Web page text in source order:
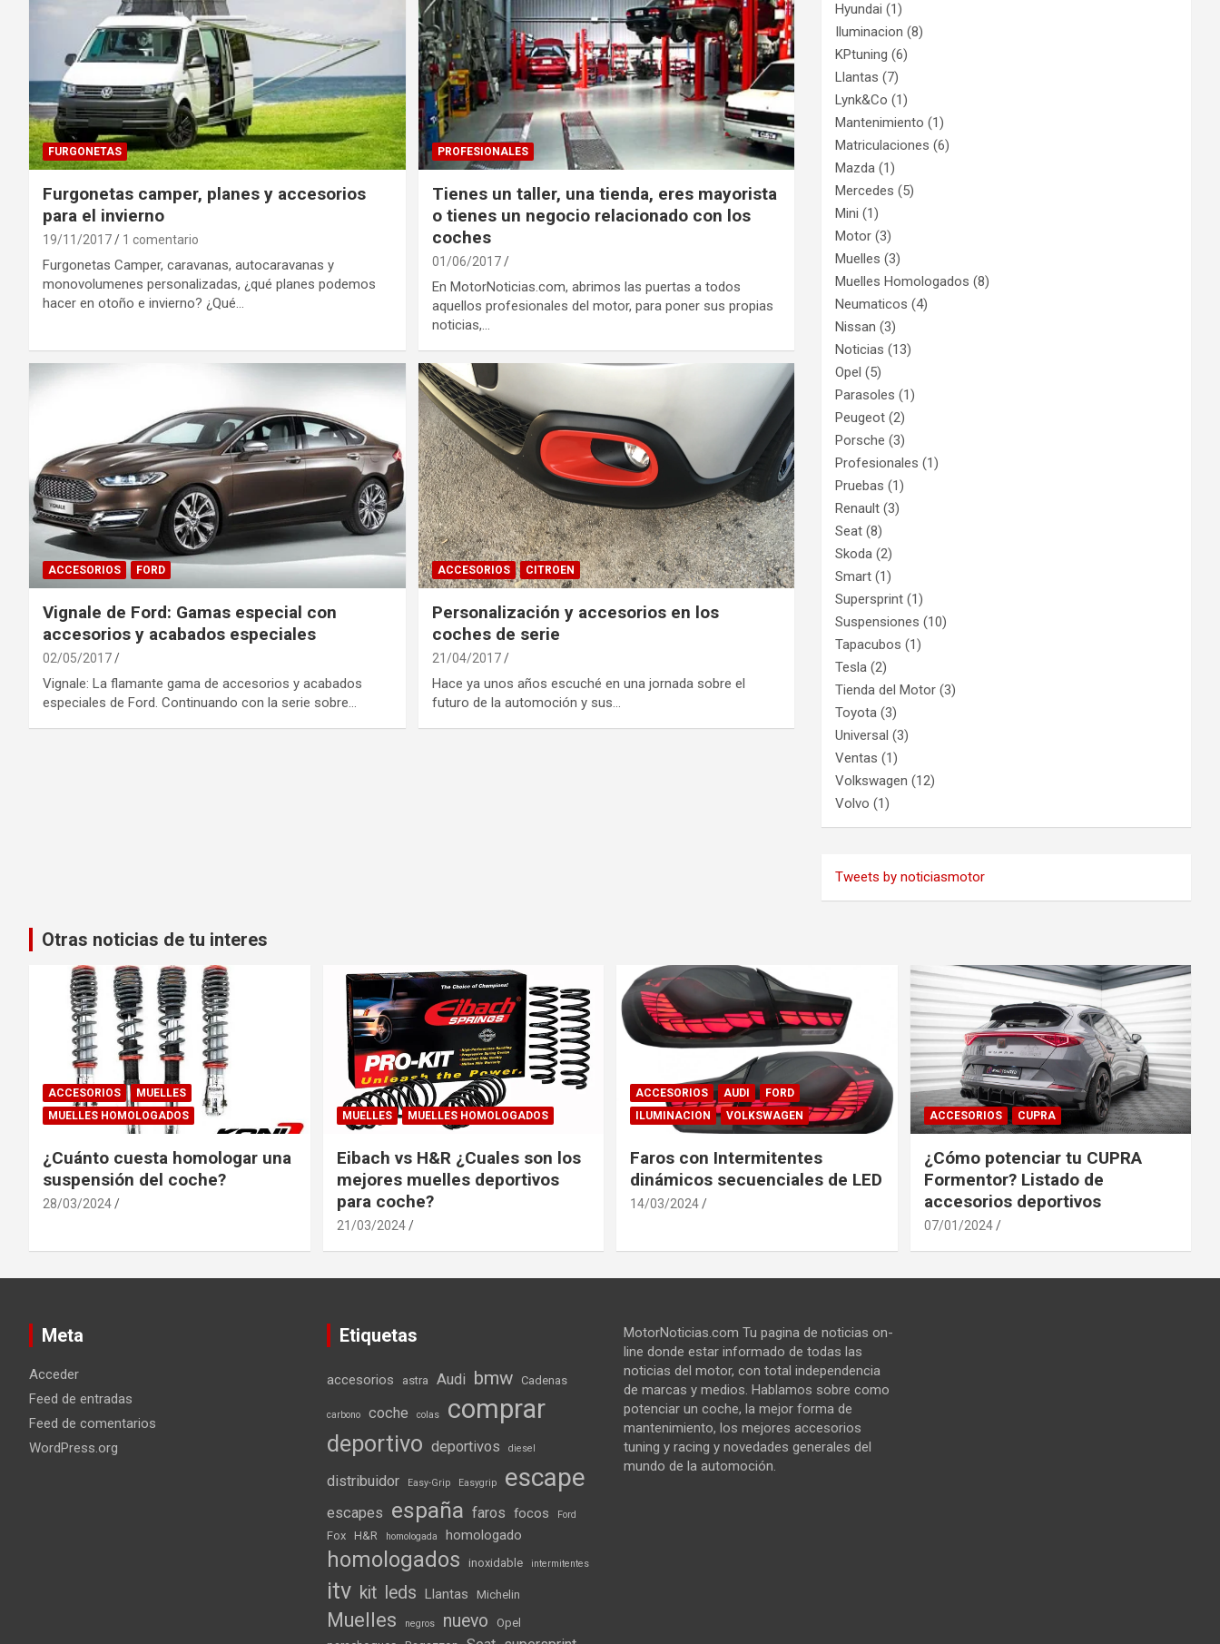
FURGONETAS
Furgonetas camper, planes y accesorios
para el invierno
19/11/2017 1 comentario
Furgonetas Camper, caravanas, autocaravanas y
monovolumenes personalizadas, ¿qué planes podemos
hacer en otoño e invierno? ¿Qué…
PROFESIONALES
Tienes un taller, una tienda, eres mayorista
o tienes un negocio relacionado con los
coches
01/06/2017
En MotorNoticias.com, abrimos las puertas a todos
aquellos profesionales del motor, para poner sus propias
noticias,…
ACCESORIOS FORD
Vignale de Ford: Gamas especial con
accesorios y acabados especiales
02/05/2017
Vignale: La flamante gama de accesorios y acabados
especiales de Ford. Continuando con la serie sobre…
ACCESORIOS CITROEN
Personalización y accesorios en los
coches de serie
21/04/2017
Hace ya unos años escuché en una jornada sobre el
futuro de la automoción y sus…
Hyundai (1)
Iluminacion (8)
KPtuning (6)
Llantas (7)
Lynk&Co (1)
Mantenimiento (1)
Matriculaciones (6)
Mazda (1)
Mercedes (5)
Mini (1)
Motor (3)
Muelles (3)
Muelles Homologados (8)
Neumaticos (4)
Nissan (3)
Noticias (13)
Opel (5)
Parasoles (1)
Peugeot (2)
Porsche (3)
Profesionales (1)
Pruebas (1)
Renault (3)
Seat (8)
Skoda (2)
Smart (1)
Supersprint (1)
Suspensiones (10)
Tapacubos (1)
Tesla (2)
Tienda del Motor (3)
Toyota (3)
Universal (3)
Ventas (1)
Volkswagen (12)
Volvo (1)
Tweets by noticiasmotor
Otras noticias de tu interes
ACCESORIOS
MUELLES
MUELLES HOMOLOGADOS
¿Cuánto cuesta homologar una
suspensión del coche?
28/03/2024
MUELLES MUELLES HOMOLOGADOS
Eibach vs H&R ¿Cuales son los
mejores muelles deportivos
para coche?
21/03/2024
ACCESORIOS AUDI
FORD
ILUMINACION
VOLKSWAGEN
Faros con Intermitentes
dinámicos secuenciales de LED
14/03/2024
ACCESORIOS CUPRA
¿Cómo potenciar tu CUPRA
Formentor? Listado de
accesorios deportivos
07/01/2024
Meta
Acceder
Feed de entradas
Feed de comentarios
WordPress.org
Etiquetas
accesorios astra Audi bmw Cadenas
carbono coche colas comprar
deportivo deportivos diesel
distribuidor Easy-Grip Easygrip escape
escapes españa faros focos Ford
Fox H&R homologada homologado
homologados inoxidable intermitentes
itv kit leds Llantas Michelin
Muelles negros nuevo
Opel
MotorNoticias.com Tu pagina de noticias on-
line donde estar informado de todas las
noticias del motor, con total independencia
de marcas y medios. Hablamos sobre como
potenciar un coche, la mejor forma de
mantenimiento, los mejores accesorios
tuning y racing y novedades generales del
mundo de la automoción.